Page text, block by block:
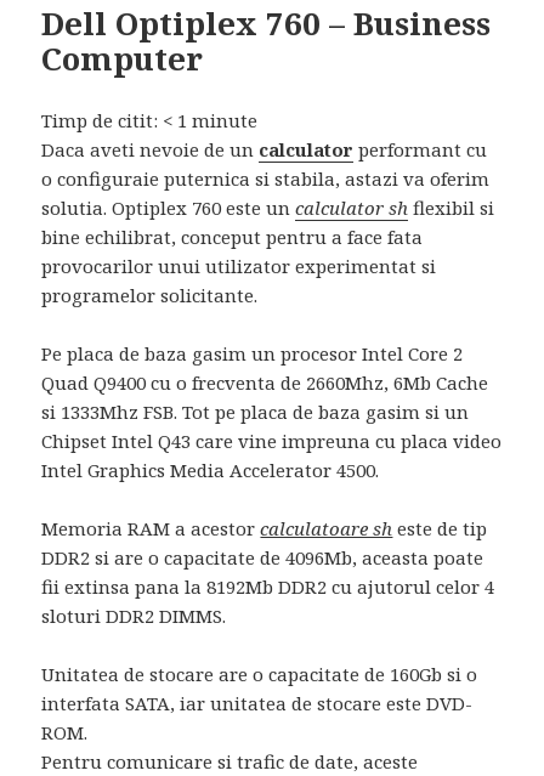
Dell Optiplex 760 – Business
Computer
Timp de citit: < 1 minute
Daca aveti nevoie de un calculator performant cu
o configuraie puternica si stabila, astazi va oferim
solutia. Optiplex 760 este uncalculator sh flexibil si
bine echilibrat, conceput pentru a face fata
provocarilor unui utilizator experimentat si
programelor solicitante.
Pe placa de baza gasim un procesor Intel Core 2
Quad Q9400 cu o frecventa de 2660Mhz, 6Mb Cache
si 1333Mhz FSB. Tot pe placa de baza gasim si un
Chipset Intel Q43 care vine impreuna cu placa video
Intel Graphics Media Accelerator 4500.
Memoria RAM a acestorcalculatoare sh este de tip
DDR2 si are o capacitate de 4096Mb, aceasta poate
fii extinsa pana la 8192Mb DDR2 cu ajutorul celor 4
sloturi DDR2 DIMMS.
Unitatea de stocare are o capacitate de 160Gb si o
interfata SATA, iar unitatea de stocare este DVD-
ROM.
Pentru comunicare si trafic de date, aceste